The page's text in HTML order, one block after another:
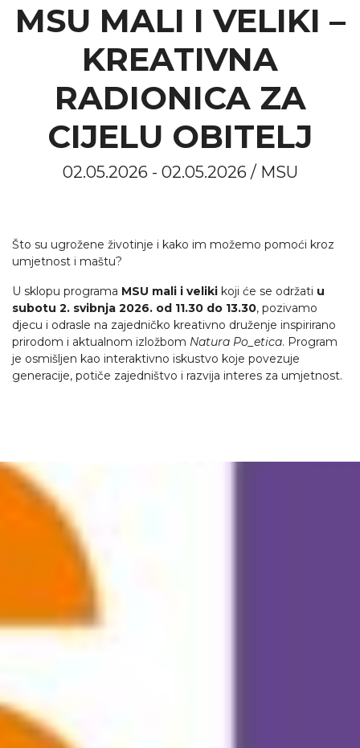
MSU MALI I VELIKI –
KREATIVNA
RADIONICA ZA
CIJELU OBITELJ
02.05.2026 - 02.05.2026 / MSU
Što su ugrožene životinje i kako im možemo pomoći kroz
umjetnost i maštu?
U sklopu programa MSU mali i veliki koji će se održati u
subotu 2. svibnja 2026. od 11.30 do 13.30, pozivamo
djecu i odrasle na zajedničko kreativno druženje inspirirano
prirodom i aktualnom izložbom Natura Po_etica. Program
je osmišljen kao interaktivno iskustvo koje povezuje
generacije, potiče zajedništvo i razvija interes za umjetnost.